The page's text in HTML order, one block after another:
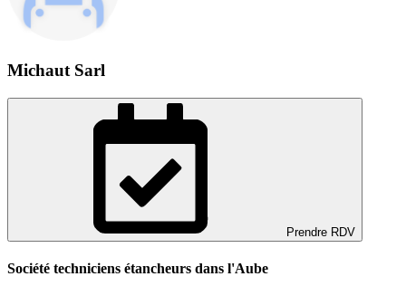
Michaut Sarl
Prendre RDV
Société techniciens étancheurs dans l'Aube